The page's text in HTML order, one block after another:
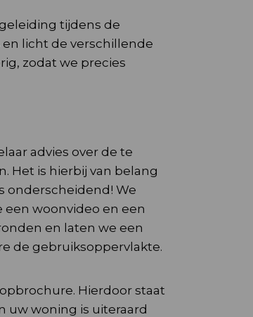
tijdens de
licht de verschillende
zodat we precies
advies over de te
Het is hierbij van belang
onderscheidend! We
een woonvideo en een
en laten we een
de gebruiksoppervlakte.
Hierdoor staat
uw woning is uiteraard